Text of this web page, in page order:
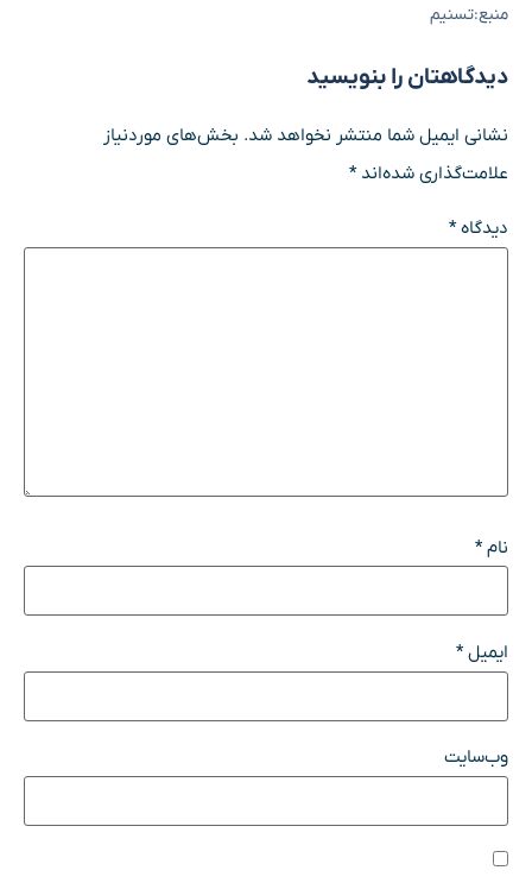
منبع:تسنیم
دیدگاهتان را بنویسید
نشانی ایمیل شما منتشر نخواهد شد. بخش‌های موردنیاز
علامت‌گذاری شده‌اند*
دیدگاه*
نام*
ایمیل*
وب‌سایت